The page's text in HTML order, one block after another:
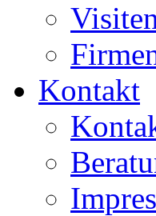
Kontakt